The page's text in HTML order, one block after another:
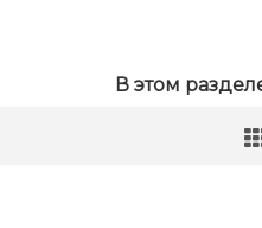
В этом